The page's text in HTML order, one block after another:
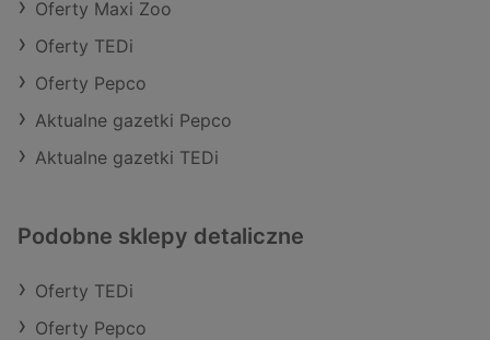
Oferty Maxi Zoo
Oferty TEDi
Oferty Pepco
Aktualne gazetki Pepco
Aktualne gazetki TEDi
Podobne sklepy detaliczne
Oferty TEDi
Oferty Pepco